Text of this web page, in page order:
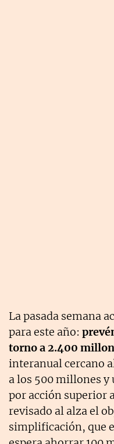
La pasada semana
para este año:
torno a 2.400
interanual cercano
a los 500 millones y
por acción superior
revisado al alza el
simplificación, que